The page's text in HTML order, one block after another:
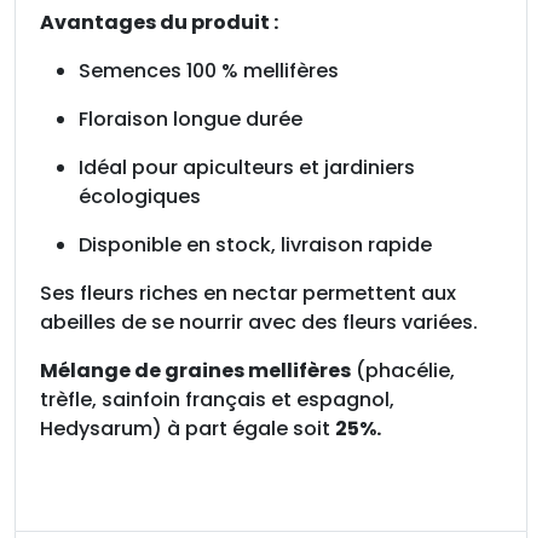
Avantages du produit :
Semences 100 % mellifères
Floraison longue durée
Idéal pour apiculteurs et jardiniers
écologiques
Disponible en stock, livraison rapide
Ses fleurs riches en nectar permettent aux
abeilles de se nourrir avec des fleurs variées.
Mélange de graines mellifères (phacélie,
trèfle, sainfoin français et espagnol,
Hedysarum) à part égale soit 25%.